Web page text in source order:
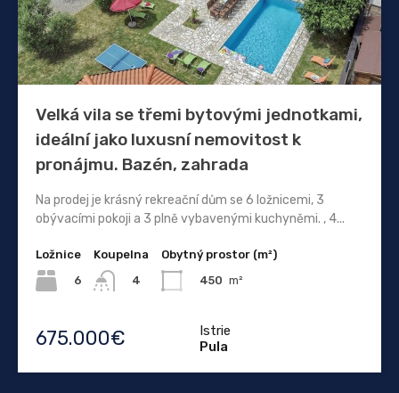
Velká vila se třemi bytovými jednotkami,
ideální jako luxusní nemovitost k
pronájmu. Bazén, zahrada
Na prodej je krásný rekreační dům se 6 ložnicemi, 3
obývacími pokoji a 3 plně vybavenými kuchyněmi. , 4...
Ložnice
6
Koupelna
4
Obytný prostor (m²)
450 m²
675.000€
Istrie
Pula